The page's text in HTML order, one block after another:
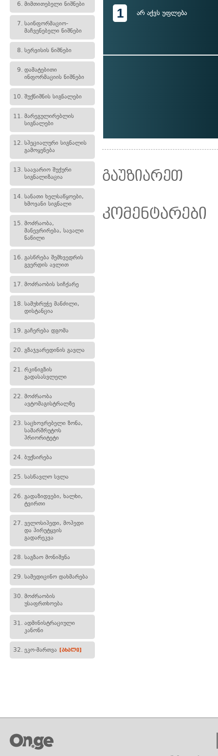
6. მიმთითებელი ნიშნები
7. საინფორმაციო-
მაჩვენებელი ნიშნები
8. სერვისის ნიშნები
9. დამატებითი
ინფორმაციის ნიშნები
10. შუქნიშნის სიგნალები
11. მარეგულირებლის
სიგნალები
12. სპეციალური სიგნალის
გამოყენება
13. საავარიო შუქური
სიგნალიზაცია
14. სანათი ხელსაწყოები,
ხმოვანი სიგნალი
15. მოძრაობა,
მანევრირება, სავალი
ნაწილი
16. გასწრება შემხვედრის
გვერდის ავლით
17. მოძრაობის სიჩქარე
18. სამუხრუჭე მანძილი,
დისტანცია
19. გაჩერება დგომა
20. გზაჯვარედინის გავლა
21. რკინიგზის
გადასასვლელი
22. მოძრაობა
ავტომაგისტრალზე
23. საცხოვრებელი ზონა,
სამარშრუტოს
პრიორიტეტი
24. ბუქსირება
25. სასწავლო სვლა
26. გადაზიდვები, ხალხი,
ტვირთი
27. ველოსიპედი, მოპედი
და პირუტყვის
გადარეკვა
28. საგზაო მონიშვნა
29. სამედიცინო დახმარება
30. მოძრაობის
უსაფრთხოება
31. ადმინისტრაციული
კანონი
32. ეკო-მართვა [ახალი]
1 არ აქვს უფლება
გაუზიარეთ
კომენტარები